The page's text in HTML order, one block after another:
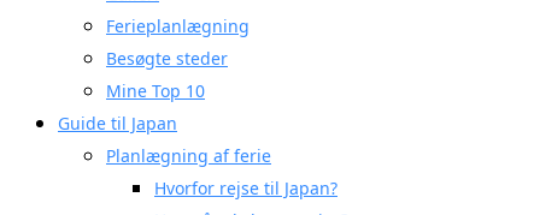
Ferieplanlægning
Besøgte steder
Mine Top 10
Guide til Japan
Planlægning af ferie
Hvorfor rejse til Japan?